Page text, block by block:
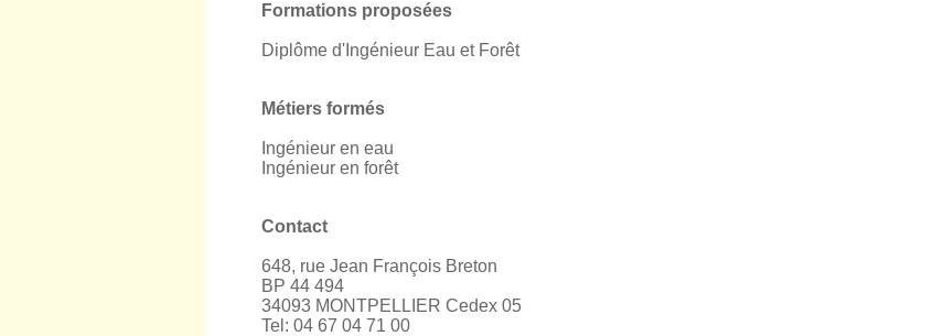
Formations proposées
Diplôme d'Ingénieur Eau et Forêt
Métiers formés
Ingénieur en eau
Ingénieur en forêt
Contact
648, rue Jean François Breton
BP 44 494
34093 MONTPELLIER Cedex 05
Tel: 04 67 04 71 00